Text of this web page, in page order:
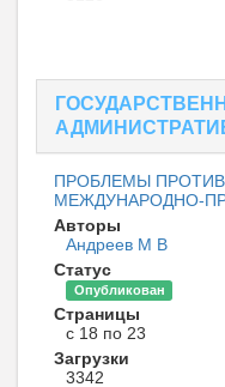
ПРОБЛЕМЫ
МЕЖДУНАРОДНО-
Авторы
Андреев М В
Статус
Опубликован
Страницы
с 18 по 23
Загрузки
3342